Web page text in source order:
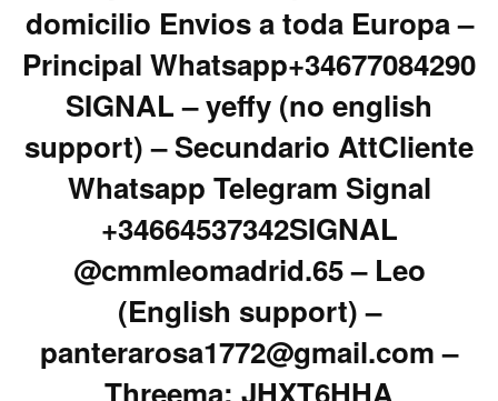
domicilio Envios a toda Europa –
Principal Whatsapp+34677084290
SIGNAL – yeffy (no english
support) – Secundario AttCliente
Whatsapp Telegram Signal
+34664537342SIGNAL
@cmmleomadrid.65 – Leo
(English support) –
panterarosa1772@gmail.com –